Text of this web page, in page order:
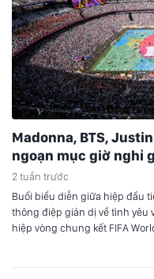
Madonna, BTS,
ngoạn mục giờ nghỉ
2 tuần trước
Buổi biểu diễn giữa hiệp đầu
thông điệp giản dị về tình yêu
hiệp vòng chung kết FIFA